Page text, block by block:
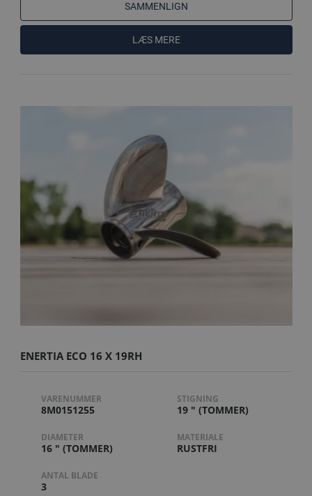
SAMMENLIGN
LÆS MERE
ENERTIA ECO 16 X 19RH
VARENUMMER
8M0151255
STIGNING
19 " (TOMMER)
DIAMETER
16 " (TOMMER)
MATERIALE
RUSTFRI
ANTAL BLADE
3